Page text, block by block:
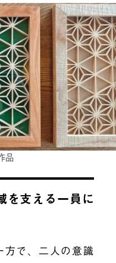
品
支える一員に
方で、二人の意識